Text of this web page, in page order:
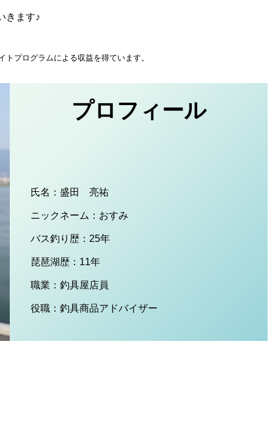
きます♪
プログラムによる収益を得ています。
プロフィール
氏名：盛田 亮祐
ニックネーム：おすみ
バス釣り歴：25年
琵琶湖歴：11年
職業：釣具屋店員
役職：釣具商品アドバイザー